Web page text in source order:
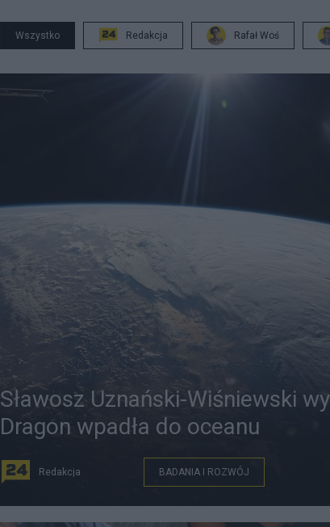
Wszystko Redakcja Rafał Woś
Sławosz Uznański-Wiśniewski
Dragon wpadła do oceanu
Redakcja BADANIA I ROZWÓJ